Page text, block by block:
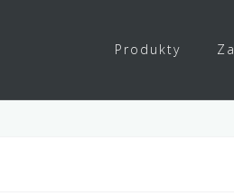
Produkty